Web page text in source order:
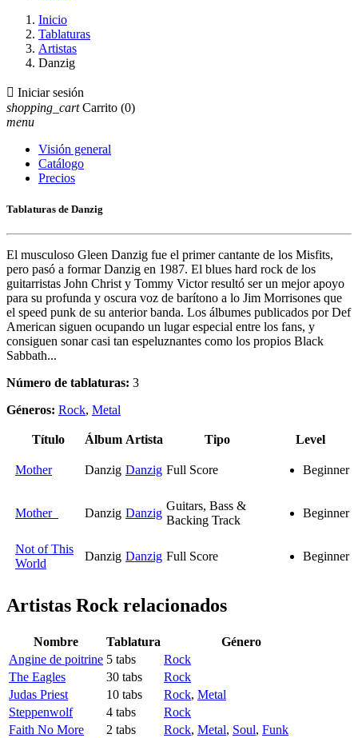
Inicio
Tablaturas
Artistas
Danzig
 Iniciar sesión
shopping_cart Carrito (0)
menu
Visión general
Catálogo
Precios
Tablaturas de Danzig
El musculoso Gleen Danzig fue el primer cantante de los Misfits,
pero pasó a formar Danzig en 1987. El blues hard rock de los
guitarristas John Christ y Tommy Victor resultó ser un mejor apoyo
para su profunda y oscura voz de barítono a lo Jim Morrisones que
el speed punk de su anterior banda. Los álbumes publicados por Def
American siguen ocupando un lugar especial entre los fans, y
consiguen sonar casi tan espeluznantes como los propios Black
Sabbath...
Número de tablaturas: 3
Géneros: Rock, Metal
Título Álbum Artista Tipo Level
Mother Danzig Danzig Full Score Beginner
Mother Danzig Danzig
Guitars, Bass &
Backing Track
Beginner
Not of This
World
Danzig Danzig Full Score Beginner
Artistas Rockrelacionados
Nombre Tablatura
Género
Angine de poitrine 5 tabs
Rock
The Eagles
30 tabs
Rock
Judas Priest
10 tabs Rock, Metal
Steppenwolf
4 tabs
Rock
Faith No More
2 tabs Rock, Metal, Soul, Funk